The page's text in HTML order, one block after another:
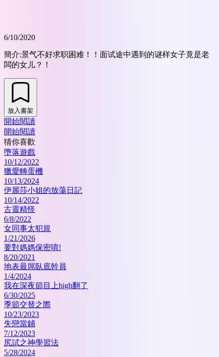
6/10/2020
簡介:景气不好求职困难！！面试途中遇到的谜样女子竟是老
闆的女儿？！
放入書架
開始閱讀
開始閱讀
猜你喜歡
墮落遊戲
10/12/2022
獵愛轉蛋機
10/13/2024
伊麗莎小姐的放蕩日記
10/14/2022
古靈精怪
6/8/2022
女同事太犯規
1/21/2026
要對媽媽保密唷!
8/20/2021
地表最屌臥底幹員
1/4/2024
我在深夜節目上high翻了
6/30/2025
季節交替之際
10/23/2023
失戀當鋪
7/12/2023
尻試之神學習法
5/28/2024